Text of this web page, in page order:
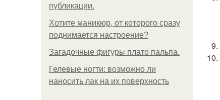
публикации.
Хотите маникюр, от которого сразу
поднимается настроение?
Загадочные фигуры плато пальпа.
Гелевые ногти: возможно ли
наносить лак на их поверхность